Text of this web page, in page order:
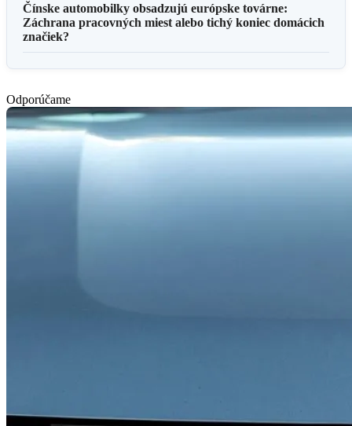
Čínske automobilky obsadzujú európske továrne:
Záchrana pracovných miest alebo tichý koniec domácich
značiek?
Odporúčame